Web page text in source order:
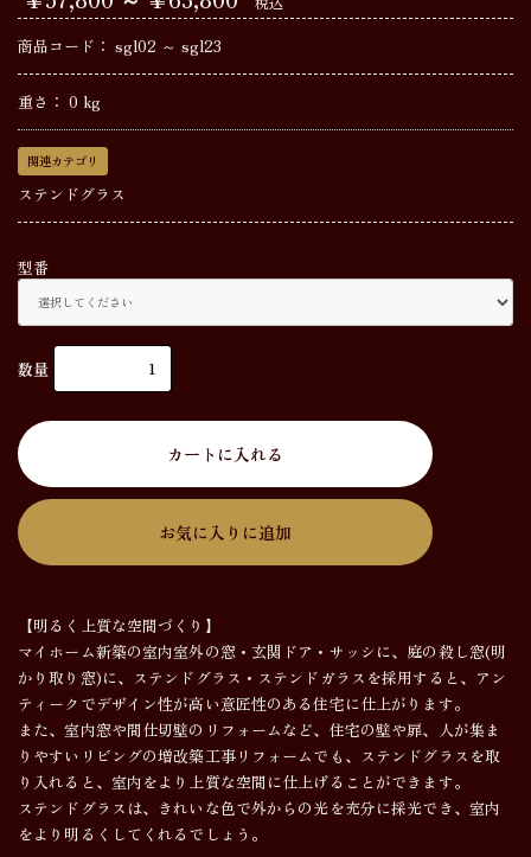
商品コード： sgl02 ～ sgl23
重さ： 0 kg
関連カテゴリ
ステンドグラス
型番
数量
カートに入れる
お気に入りに追加
【明るく上質な空間づくり】
マイホーム新築の室内室外の窓・玄関ドア・サッシに、庭の殺し窓(明
かり取り窓)に、ステンドグラス・ステンドガラスを採用すると、アン
ティークでデザイン性が高い意匠性のある住宅に仕上がります。
また、室内窓や間仕切壁のリフォームなど、住宅の壁や扉、人が集ま
りやすいリビングの増改築工事リフォームでも、ステンドグラスを取
り入れると、室内をより上質な空間に仕上げることができます。
ステンドグラスは、きれいな色で外からの光を充分に採光でき、室内
をより明るくしてくれるでしょう。